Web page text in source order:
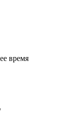
время